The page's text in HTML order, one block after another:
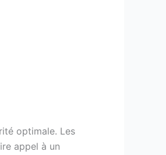
optimale. Les
appel à un